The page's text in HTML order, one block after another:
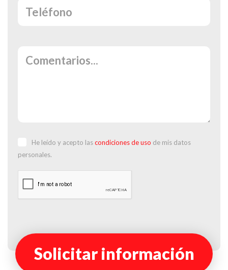
He leído y acepto lascondiciones de uso de mis datos
personales.
Solicitar información